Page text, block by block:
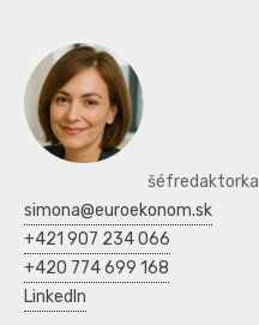
šéfredaktorka
simona@euroekonom.sk
+421 907 234 066
+420 774 699 168
LinkedIn